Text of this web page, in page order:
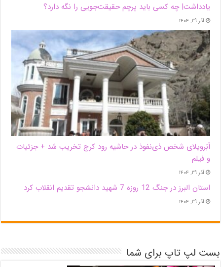
یادداشت| ‌چه کسی باید پرچم حقیقت‌جویی را نگه دارد؟
آذر ۲۹, ۱۴۰۴
اَبَر‌ویلای شخص ذی‌نفوذ در حاشیه‌ رود کرج تخریب شد + جزئیات
و فیلم
آذر ۲۹, ۱۴۰۴
استان البرز در جنگ 12 روزه 7 شهید دانشجو تقدیم انقلاب کرد
آذر ۲۹, ۱۴۰۴
بست لپ تاپ برای شما